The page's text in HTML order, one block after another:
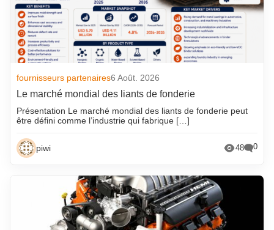
fournisseurs partenaires6 Août. 2026
Le marché mondial des liants de fonderie
Présentation Le marché mondial des liants de fonderie peut
être défini comme l’industrie qui fabrique […]
piwi 48 0